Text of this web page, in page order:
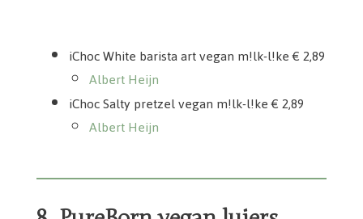
iChoc White barista art vegan m!lk-l!ke € 2,89
Albert Heijn
iChoc Salty pretzel vegan m!lk-l!ke € 2,89
Albert Heijn